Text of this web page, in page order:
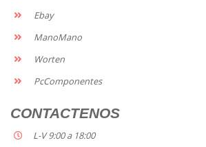
Ebay
ManoMano
Worten
PcComponentes
CONTACTENOS
L-V 9:00 a 18:00